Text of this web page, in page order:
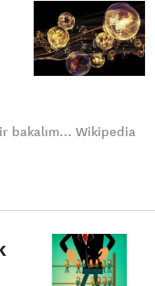
bakalım… Wikipedia